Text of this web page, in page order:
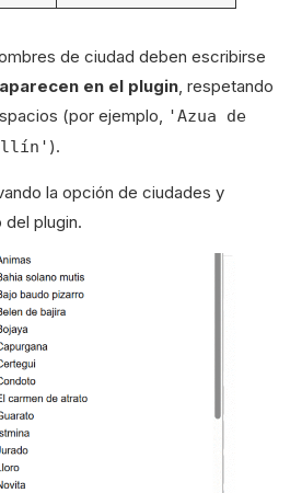
de ciudad deben escribirse
en el plugin , respetando
(por ejemplo,
'Azua de
).
la opción de ciudades y
plugin.